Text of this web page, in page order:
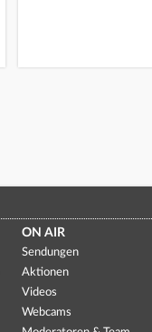
ON AIR
Sendungen
Aktionen
Videos
Webcams